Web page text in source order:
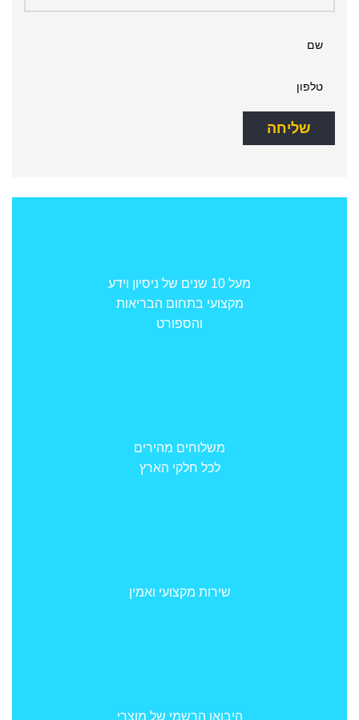
מעל 10 שנים של ניסיון וידע
מקצועי בתחום הבריאות
והספורט
משלוחים מהירים
לכל חלקי הארץ
שירות מקצועי ואמין
היבואן הרשמי של מוצרי